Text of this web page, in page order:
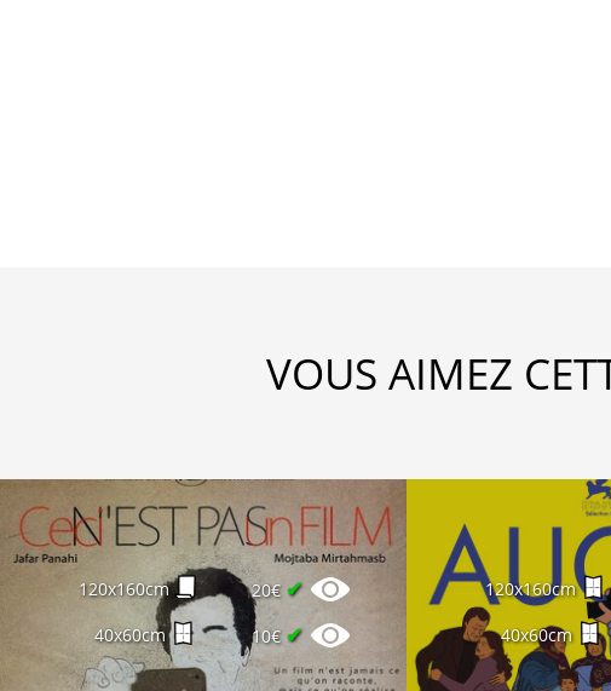
VOUS AIMEZ
120x160cm 20€ ✔
40x60cm 10€ ✔
120x160cm
40x60cm